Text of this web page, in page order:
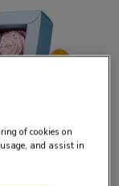
of cookies on
and assist in